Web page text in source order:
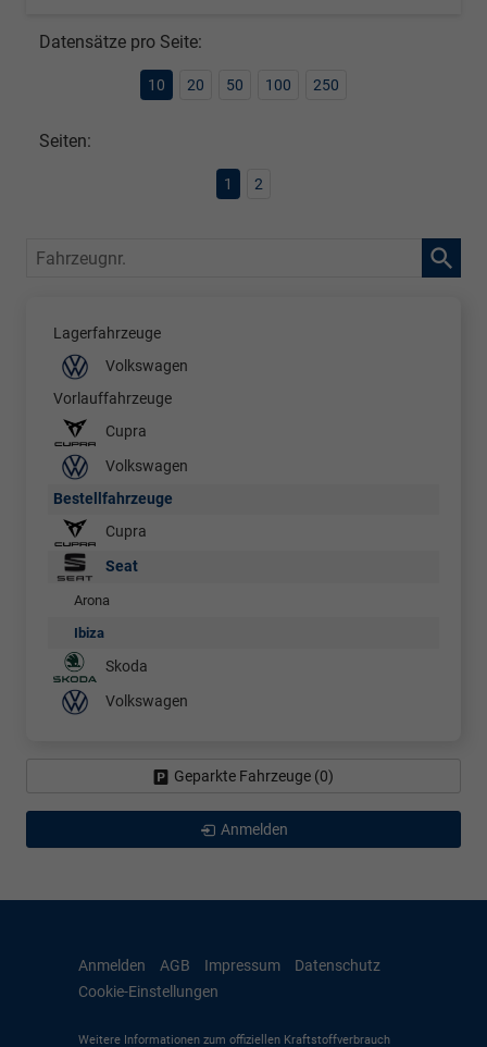
Datensätze pro Seite:
10 20 50 100 250
Seiten:
1 2
Fahrzeugnr.
Lagerfahrzeuge
Volkswagen
Vorlauffahrzeuge
Cupra
Volkswagen
Bestellfahrzeuge
Cupra
Seat
Arona
Ibiza
Skoda
Volkswagen
Geparkte Fahrzeuge (0)
Anmelden
Anmelden AGB Impressum
Datenschutz
Cookie-Einstellungen
Weitere Informationen zum offiziellen Kraftstoffverbrauch